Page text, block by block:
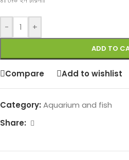
- +
ADD TO
Compare Add to wishlist
Category: Aquarium and fish
Share: